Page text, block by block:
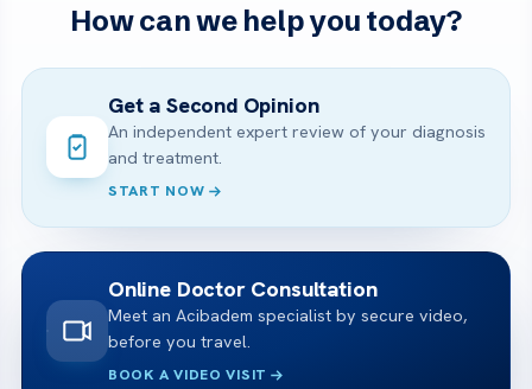
How can we help you today?
Get a Second Opinion
An independent expert review of your diagnosis
and treatment.
START NOW
Online Doctor Consultation
Meet an Acibadem specialist by secure video,
before you travel.
BOOK A VIDEO VISIT